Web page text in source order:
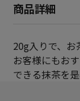
商品詳細
20g入りで、
お客様にもお
できる抹茶を是